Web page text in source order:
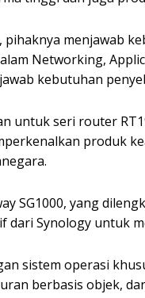
pihaknya menjawab
Networking,
kebutuhan
untuk seri router
produk
SG1000, yang
dari Synology untuk
sistem operasi
berbasis objek,